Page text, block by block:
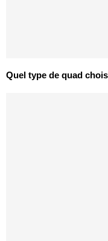
Quel type de quad